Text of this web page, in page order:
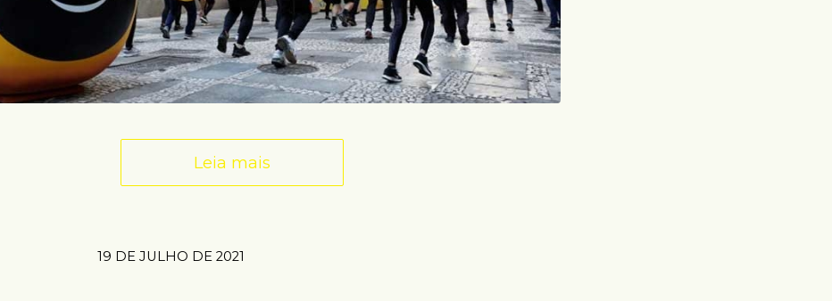
Leia mais
19 DE JULHO DE 2021